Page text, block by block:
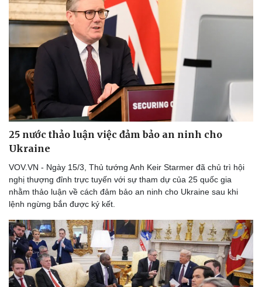
25 nước thảo luận việc đảm bảo an ninh cho
Ukraine
VOV.VN - Ngày 15/3, Thủ tướng Anh Keir Starmer đã chủ trì hội
nghị thượng đỉnh trực tuyến với sự tham dự của 25 quốc gia
nhằm thảo luận về cách đảm bảo an ninh cho Ukraine sau khi
lệnh ngừng bắn được ký kết.